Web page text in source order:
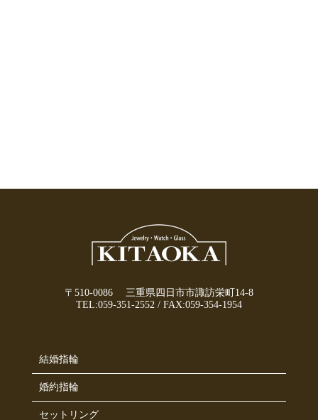
〒510-0086 三重県四日市市諏訪栄町14-8
TEL:059-351-2552 / FAX:059-354-1954
結婚指輪
婚約指輪
セットリング